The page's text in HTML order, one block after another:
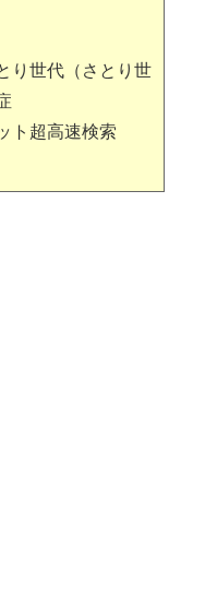
り世代（さとり世
ト超高速検索